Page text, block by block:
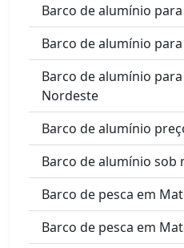
Barco de alumínio
Barco de alumínio
Barco de alumínio
Nordeste
Barco de alumínio
Barco de alumínio sob
Barco de pesca em
Barco de pesca em